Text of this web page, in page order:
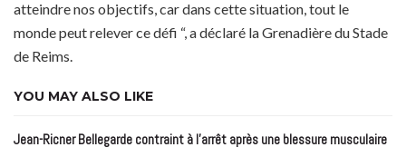
atteindre nos objectifs, car dans cette situation, tout le
monde peut relever ce défi “, a déclaré la Grenadière du Stade
de Reims.
YOU MAY ALSO LIKE
Jean-Ricner Bellegarde contraint à l’arrêt après une blessure musculaire